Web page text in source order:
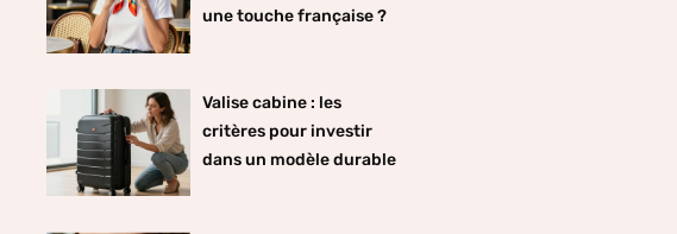
une touche française ?
Valise cabine : les
critères pour investir
dans un modèle durable